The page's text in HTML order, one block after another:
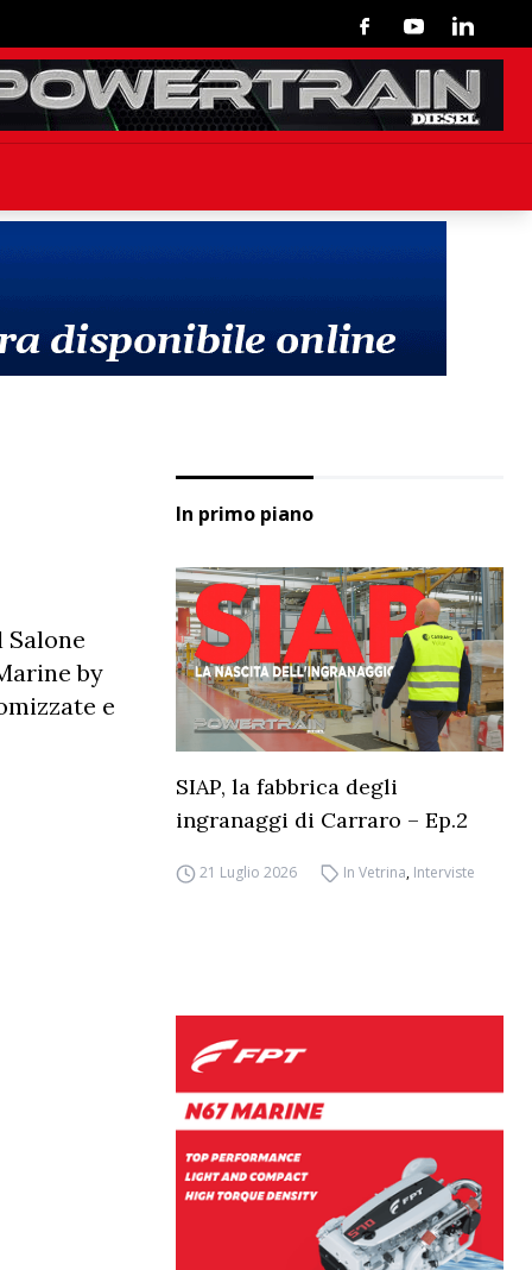
FacebookYoutubeLinkedin
by
e
In primo piano
SIAP, la fabbrica degli
ingranaggi di Carraro – Ep.2
21 Luglio 2026 In Vetrina, Interviste